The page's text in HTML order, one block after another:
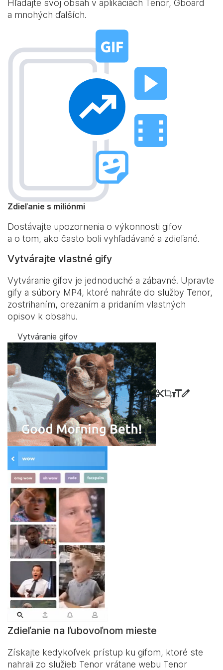
Hľadajte svoj obsah v aplikáciách Tenor, Gboard
a mnohých ďalších.
Zdieľanie s miliónmi
Dostávajte upozornenia o výkonnosti gifov
a o tom, ako často boli vyhľadávané a zdieľané.
Vytvárajte vlastné gify
Vytváranie gifov je jednoduché a zábavné. Upravte
gify a súbory MP4, ktoré nahráte do služby Tenor,
zostrihaním, orezaním a pridaním vlastných
opisov k obsahu.
Vytváranie gifov
Zdieľanie na ľubovoľnom mieste
Získajte kedykoľvek prístup ku gifom, ktoré ste
nahrali zo služieb Tenor vrátane webu Tenor